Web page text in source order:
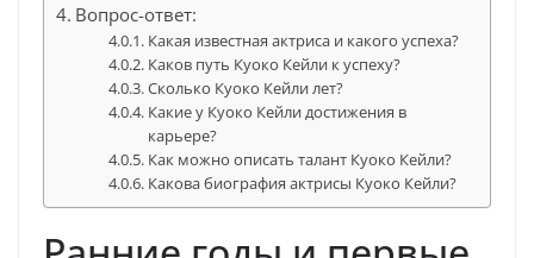
Вопрос-ответ:
Какая известная актриса и какого успеха?
Каков путь Куоко Кейли к успеху?
Сколько Куоко Кейли лет?
Какие у Куоко Кейли достижения в
карьере?
Как можно описать талант Куоко Кейли?
Какова биография актрисы Куоко Кейли?